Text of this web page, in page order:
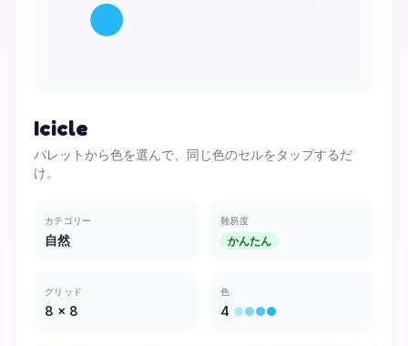
Icicle
パレットから色を選んで、同じ色のセルをタップするだ
け。
カテゴリー
自然
難易度
かんたん
グリッド
8 × 8
色
4